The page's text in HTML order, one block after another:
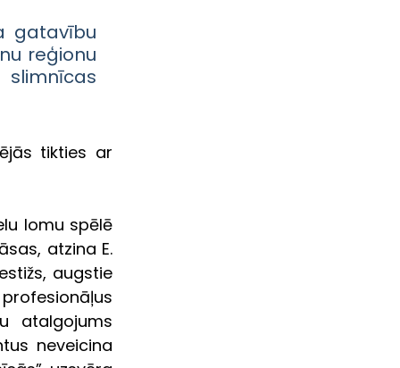
gatavību
reģionu
tikties ar
lomu spēlē
atzina E.
augstie
atalgojums
neveicina